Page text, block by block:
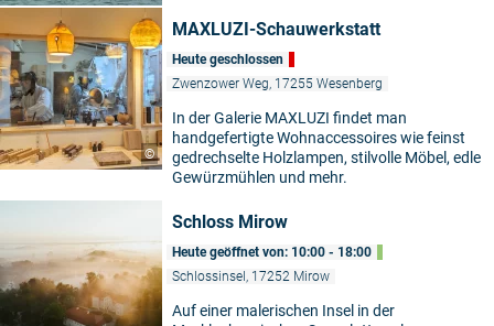
©
MAXLUZI-Schauwerkstatt
Heute geschlossen
Zwenzower Weg, 17255 Wesenberg
In der Galerie MAXLUZI findet man
handgefertigte Wohnaccessoires wie feinst
gedrechselte Holzlampen, stilvolle Möbel, edle
Gewürzmühlen und mehr.
Schloss Mirow
Heute geöffnet von: 10:00 - 18:00
Schlossinsel, 17252 Mirow
Auf einer malerischen Insel in der